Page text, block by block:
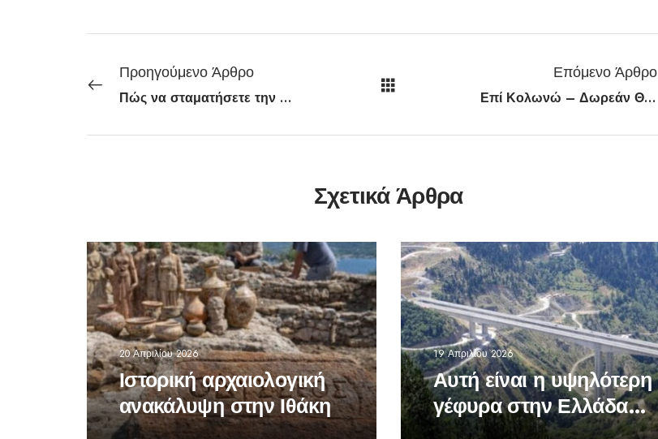
Προηγούμενο Άρθρο
Πώς να σταματήσετε την αυτόματη αναπαραγωγή βίντεο στα social
Επόμενο Άρθρο
Επί Κολωνώ – Δωρεάν Θερινό Σινεμά
Σχετικά Άρθρα
20 Απριλίου 2026
Ιστορική αρχαιολογική
ανακάλυψη στην Ιθάκη
19 Απριλίου 2026
Αυτή είναι η υψηλότερη
γέφυρα στην Ελλάδα
-Σε ποια περιοχή